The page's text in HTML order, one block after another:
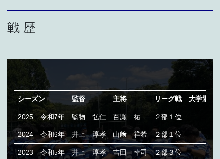
戦 歴
シーズン 監督 主将 リーグ戦 大学選手
2025 令和7年 監物 弘仁 百瀬 祐 ２部１位
2024 令和6年 井上 淳孝 山﨑 祥希 ２部１位
2023 令和5年 井上 淳孝 吉田 幸司 ２部３位